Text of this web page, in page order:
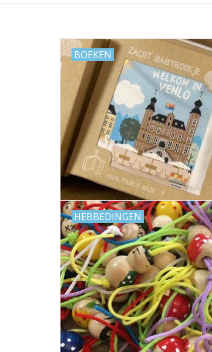
BOEKEN
HEBBEDINGEN